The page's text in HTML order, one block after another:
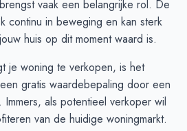
€ 1.785.000
€ 1.860.416
€ 2.058.785
€ 2.312.300
€ 2.513.000
€ 1.827.500
€ 2.110.000
vaak een belangrijke rol. De
continu in beweging en kan sterk
huis op dit moment waard is.
je woning te verkopen, is het
gratis waardebepaling door een
als potentieel verkoper wil
van de huidige woningmarkt.